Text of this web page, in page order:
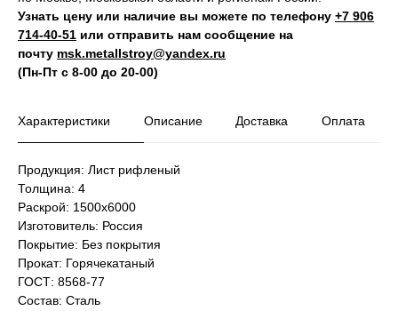
Узнать цену или наличие вы можете по телефону +7 906
714‑40-51 или отправить нам сообщение на
почту msk.metallstroy@yandex.ru
(Пн-Пт с 8-00 до 20-00)
Характеристики Описание Доставка Оплата
Продукция: Лист рифленый
Толщина: 4
Раскрой: 1500х6000
Изготовитель: Россия
Покрытие: Без покрытия
Прокат: Горячекатаный
ГОСТ: 8568-77
Состав: Сталь